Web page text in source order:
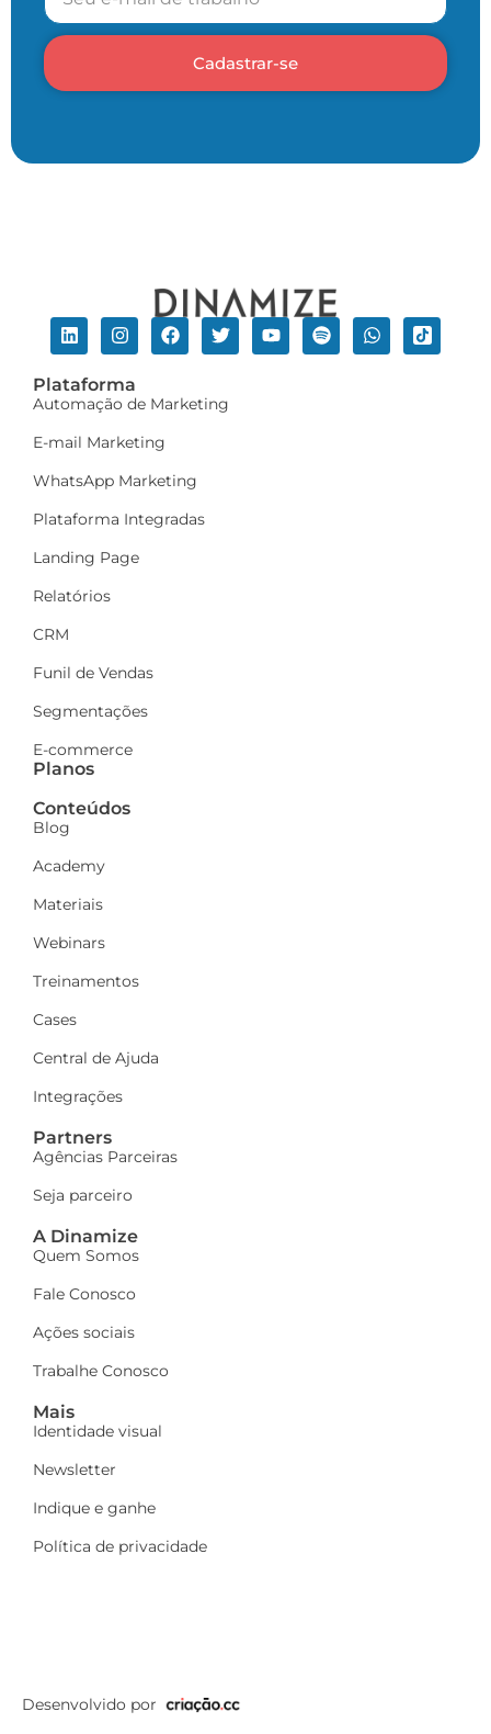
Cadastrar-se
Plataforma
Automação de Marketing
E-mail Marketing
WhatsApp Marketing
Plataforma Integradas
Landing Page
Relatórios
CRM
Funil de Vendas
Segmentações
E-commerce
Planos
Conteúdos
Blog
Academy
Materiais
Webinars
Treinamentos
Cases
Central de Ajuda
Integrações
Partners
Agências Parceiras
Seja parceiro
A Dinamize
Quem Somos
Fale Conosco
Ações sociais
Trabalhe Conosco
Mais
Identidade visual
Newsletter
Indique e ganhe
Política de privacidade
Desenvolvido por